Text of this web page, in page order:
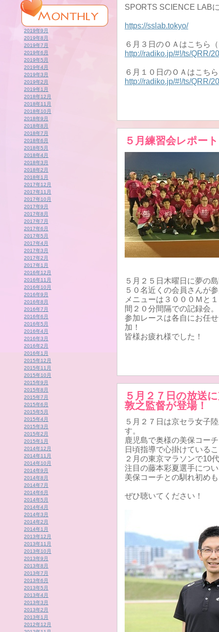
2019年9月
2019年8月
2019年7月
2019年6月
2019年5月
2019年4月
2019年3月
2019年2月
2019年1月
2018年12月
2018年11月
2018年10月
2018年9月
2018年8月
2018年7月
2018年6月
2018年5月
2018年4月
2018年3月
2018年2月
2018年1月
2017年12月
2017年11月
2017年10月
2017年9月
2017年8月
2017年7月
2017年6月
2017年5月
2017年4月
2017年3月
2017年2月
2017年1月
2016年12月
2016年11月
2016年10月
2016年9月
2016年8月
2016年7月
2016年6月
2016年5月
2016年4月
2016年3月
2016年2月
2016年1月
2015年12月
2015年11月
2015年10月
2015年9月
2015年8月
2015年7月
2015年6月
2015年5月
2015年4月
2015年3月
2015年2月
2015年1月
2014年12月
2014年11月
2014年10月
2014年9月
2014年8月
2014年7月
2014年6月
2014年5月
2014年4月
2014年3月
2014年2月
2014年1月
2013年12月
2013年11月
2013年10月
2013年9月
2013年8月
2013年7月
2013年6月
2013年5月
2013年4月
2013年3月
2013年2月
2013年1月
2012年12月
SPORTS SCIENCE LAB
https://sslab.tokyo/
６月３日のＯＡはこちら
http://radiko.jp/#!/ts/QRR/
６月１０日のＯＡはこち
http://radiko.jp/#!/ts/QRR/
５月練習会レポート
５月２５日木曜日に夢の
５０名近くの会員さんが
メニューは３０００Ｍと
間２０分間隔での記録会。
参加レースは各自にお任
加！
皆様お疲れ様でした！
５月２７日の放送
敦之監督が登場！
５月２７日は京セラ女子
す。
鹿児島で奥様の美保コー
日頃指導で心掛けている
２月の東京マラソンで10
注目の藤本彩夏選手につ
美保コーチとの馴れ初め
ぜひ聴いてください！